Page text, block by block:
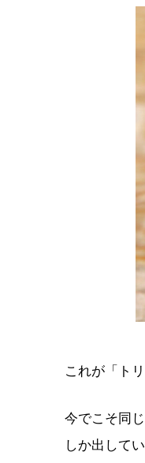
これが「ト
今でこそ同
しか出して